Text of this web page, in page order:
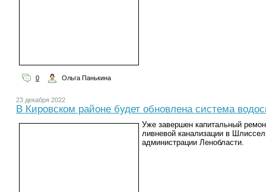
0 Ольга Панькина
23 декабря 2022
В Кировском районе будет обновлена система
Уже завершен капитальный
ливневой канализации в
администрации Ленобласти.